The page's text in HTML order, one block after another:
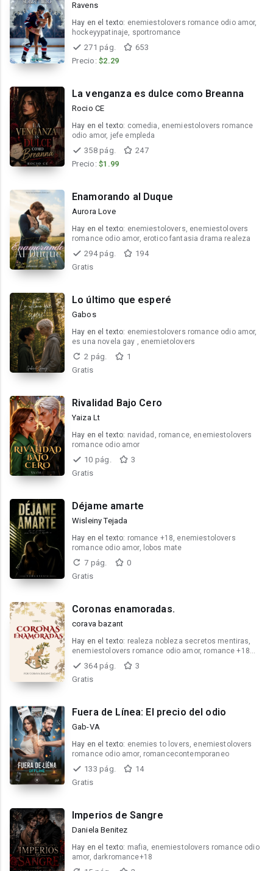
Ravens
Hay en el texto: enemiestolovers romance odio amor,
hockeyypatinaje, sportromance
271 pág.
653
Precio: $2.29
La venganza es dulce como Breanna
Rocio CE
Hay en el texto: comedia, enemiestolovers romance
odio amor, jefe empleda
358 pág.
247
Precio: $1.99
Enamorando al Duque
Aurora Love
Hay en el texto: enemiestolovers, enemiestolovers
romance odio amor, erotico fantasia drama realeza
294 pág.
194
Gratis
Lo último que esperé
Gabos
Hay en el texto: enemiestolovers romance odio amor,
es una novela gay , enemietolovers
2 pág.
1
Gratis
Rivalidad Bajo Cero
Yaiza Lt
Hay en el texto: navidad, romance, enemiestolovers
romance odio amor
10 pág.
3
Gratis
Déjame amarte
Wisleiny Tejada
Hay en el texto: romance +18, enemiestolovers
romance odio amor, lobos mate
7 pág.
0
Gratis
Coronas enamoradas.
corava bazant
Hay en el texto: realeza nobleza secretos mentiras,
enemiestolovers romance odio amor, romance +18
fantasia erotico
364 pág.
3
Gratis
Fuera de Línea: El precio del odio
Gab-VA
Hay en el texto: enemies to lovers, enemiestolovers
romance odio amor, romancecontemporaneo
133 pág.
14
Gratis
Imperios de Sangre
Daniela Benitez
Hay en el texto: mafia, enemiestolovers romance odio
amor, darkromance+18